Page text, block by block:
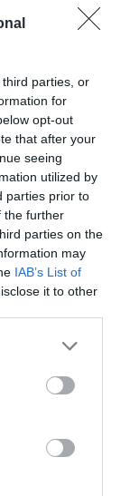
parties, or
for
opt-out
that after your
seeing
utilized by
parties prior to
the further
parties on the
may
IAB’s List of
it to other
more Google
may click to
party tags to
below Google
κατά